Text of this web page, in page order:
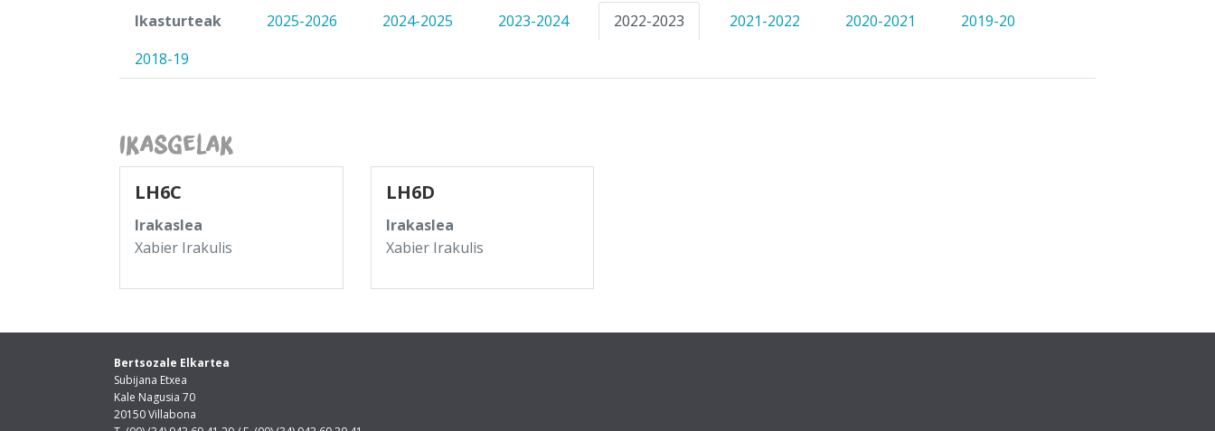
Ikasturteak 2025-2026 2024-2025 2023-2024 2022-2023 2021-2022 2020-2021
2019-20
2018-19
Ikasgelak
LH6C
Irakaslea
Xabier Irakulis
LH6D
Irakaslea
Xabier Irakulis
Bertsozale Elkartea
Subijana Etxea
Kale Nagusia 70
20150 Villabona